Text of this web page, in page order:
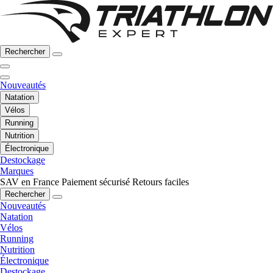
Rechercher
Nouveautés
Natation
Vélos
Running
Nutrition
Électronique
Destockage
Marques
SAV en France Paiement sécurisé Retours faciles
Rechercher
Nouveautés
Natation
Vélos
Running
Nutrition
Électronique